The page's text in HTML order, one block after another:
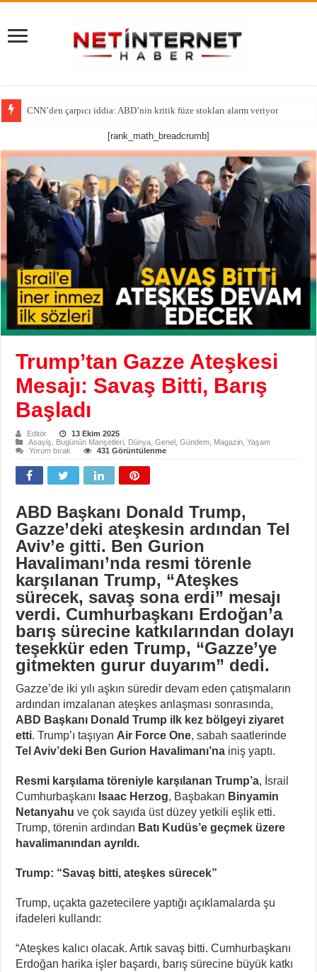
CNN’den çarpıcı iddia: ABD’nin kritik füze stokları alarm veriyor
Tutsak Edilen Bir Ruhun Yeniden Diriliş Hikayesi!
[rank_math_breadcrumb]
Trump’tan Gazze Ateşkesi
Mesajı: Savaş Bitti, Barış
Başladı
Editör
13 Ekim 2025
Asayiş
Bugünün Manşetleri Dünya ,Genel ,Gündem Magazin ,Yaşam
Yorum bırak
431 Görüntülenme
ABD Başkanı Donald Trump,
Gazze’deki ateşkesin ardından Tel
Aviv’e gitti. Ben Gurion
Havalimanı’nda resmi törenle
karşılanan Trump, “Ateşkes
sürecek, savaş sona erdi” mesajı
verdi. Cumhurbaşkanı Erdoğan’a
barış sürecine katkılarından dolayı
teşekkür eden Trump, “Gazze’ye
gitmekten gurur duyarım” dedi.
Gazze’de iki yılı aşkın süredir devam eden çatışmaların
ardından imzalanan ateşkes anlaşması sonrasında,
ABD Başkanı Donald Trump ilk kez bölgeyi ziyaret
etti. Trump’ı taşıyan Air Force One, sabah saatlerinde
Tel Aviv’deki Ben Gurion Havalimanı’na iniş yaptı.
Resmi karşılama töreniyle karşılanan Trump’a, İsrail
Cumhurbaşkanı Isaac Herzog, Başbakan Binyamin
Netanyahu ve çok sayıda üst düzey yetkili eşlik etti.
Trump, törenin ardından Batı Kudüs’e geçmek üzere
havalimanından ayrıldı.
Trump: “Savaş bitti, ateşkes sürecek”
Trump, uçakta gazetecilere yaptığı açıklamalarda şu
ifadeleri kullandı:
“Ateşkes kalıcı olacak. Artık savaş bitti. Cumhurbaşkanı
Erdoğan harika işler başardı, barış sürecine büyük katkı